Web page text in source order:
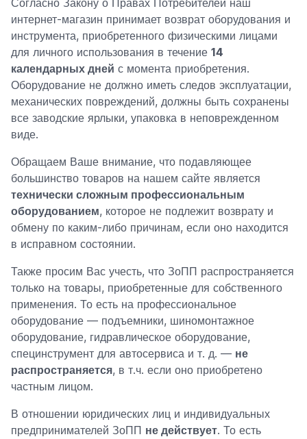
Согласно Закону о Правах Потребителей наш
интернет-магазин принимает возврат оборудования и
инструмента, приобретенного физическими лицами
для личного использования в течение 14
календарных дней с момента приобретения.
Оборудование не должно иметь следов эксплуатации,
механических повреждений, должны быть сохранены
все заводские ярлыки, упаковка в неповрежденном
виде.
Обращаем Ваше внимание, что подавляющее
большинство товаров на нашем сайте является
технически сложным профессиональным
оборудованием, которое не подлежит возврату и
обмену по каким-либо причинам, если оно находится
в исправном состоянии.
Также просим Вас учесть, что ЗоПП распространяется
только на товары, приобретенные для собственного
применения. То есть на профессиональное
оборудование — подъемники, шиномонтажное
оборудование, гидравлическое оборудование,
специнструмент для автосервиса и т. д. — не
распространяется, в т.ч. если оно приобретено
частным лицом.
В отношении юридических лиц и индивидуальных
предпринимателей ЗоПП не действует. То есть